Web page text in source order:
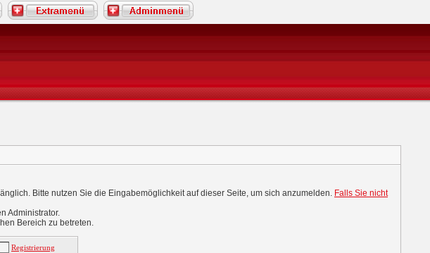
Bitte nutzen Sie die Eingabemöglichkeit auf dieser Seite, um sich anzumelden. Falls Sie nicht
Administrator.
Bereich zu betreten.
Registrierung